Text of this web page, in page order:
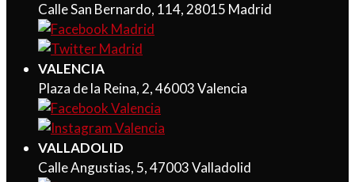
Calle San Bernardo, 114, 28015 Madrid
VALENCIA
Plaza de la Reina, 2, 46003 Valencia
VALLADOLID
Calle Angustias, 5, 47003 Valladolid